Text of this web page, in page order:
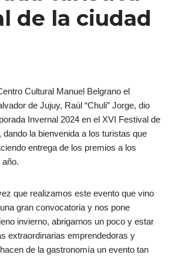
de la ciudad
Cultural Manuel Belgrano el
de Jujuy, Raúl “Chuli” Jorge, dio
Invernal 2024 en el XVI Festival de
dando la bienvenida a los turistas que
entrega de los premios a los
que realizamos este evento que vino
gran convocatoria y nos pone
invierno, abrigarnos un poco y estar
extraordinarias emprendedoras y
de la gastronomía un evento tan